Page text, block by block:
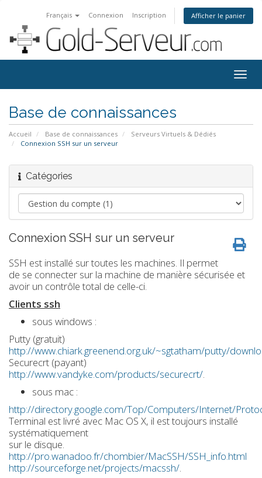
Français Connexion Inscription Afficher le panier
Base de connaissances
Accueil Base de connaissances
Serveurs Virtuels & Dédiés
Connexion SSH sur un serveur
Catégories
Connexion SSH sur un serveur
SSH est installé sur toutes les machines. Il permet
de se connecter sur la machine de manière sécurisée et
avoir un contrôle total de celle-ci.
Clients ssh
sous windows :
Putty (gratuit)
http://www.chiark.greenend.org.uk/~sgtatham/putty/
Securecrt (payant)
http://www.vandyke.com/products/securecrt/.
sous mac :
http://directory.google.com/Top/Computers/Internet/
Terminal est livré avec Mac OS X, il est toujours installé
systématiquement
sur le disque.
http://pro.wanadoo.fr/chombier/MacSSH/SSH_info.html
http://sourceforge.net/projects/macssh/.